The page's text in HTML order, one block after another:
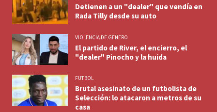
Detienen a un "dealer" que vendía en
Rada Tilly desde su auto
VIOLENCIA DE GENERO
El partido de River, el encierro, el
"dealer" Pinocho y la huida
FUTBOL
Brutal asesinato de un futbolista de
Selección: lo atacaron a metros de su
casa